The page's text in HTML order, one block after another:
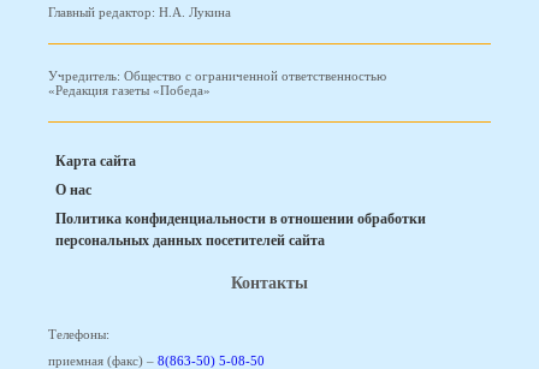
Главный редактор: Н.А. Лукина
Учредитель: Общество с ограниченной ответственностью
«Редакция газеты «Победа»
Карта сайта
О нас
Политика конфиденциальности в отношении обработки
персональных данных посетителей сайта
Контакты
Телефоны:
приемная (факс) – 8(863-50) 5-08-50